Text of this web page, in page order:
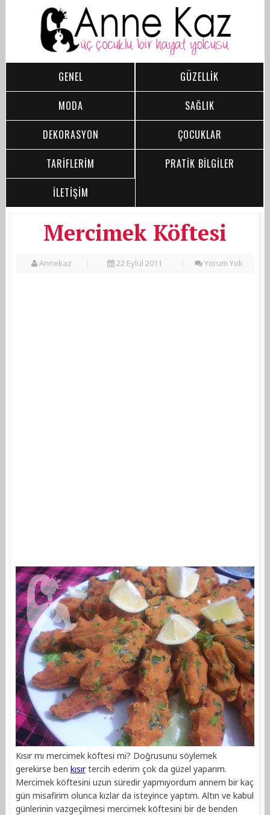
GENEL
GÜZELLİK
MODA
SAĞLIK
DEKORASYON
ÇOCUKLAR
TARİFLERİM
PRATİK BİLGİLER
İLETİŞİM
Mercimek Köftesi
Annekaz 22 Eylül 2011 Yorum Yok
Kısır mı mercimek köftesi mi? Doğrusunu söylemek
gerekirse ben kısırtercih ederim çok da güzel yaparım.
Mercimek köftesini uzun süredir yapmıyordum annem bir kaç
gün misafirim olunca kızlar da isteyince yaptım. Altın ve kabul
günlerinin vazgeçilmesi mercimek köftesini bir de benden